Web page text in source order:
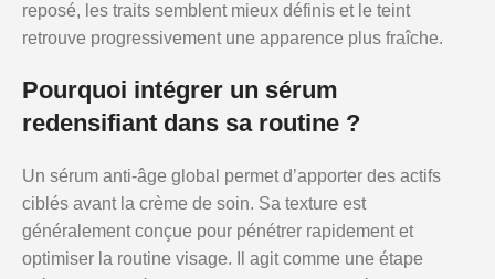
reposé, les traits semblent mieux définis et le teint
retrouve progressivement une apparence plus fraîche.
Pourquoi intégrer un sérum
redensifiant dans sa routine ?
Un sérum anti-âge global permet d’apporter des actifs
ciblés avant la crème de soin. Sa texture est
généralement conçue pour pénétrer rapidement et
optimiser la routine visage. Il agit comme une étape